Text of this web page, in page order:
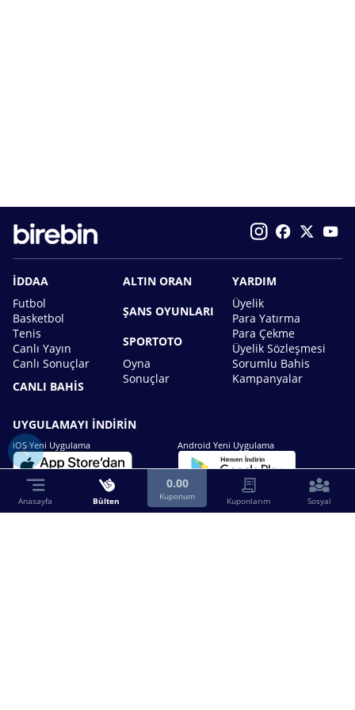
İDDAA
Futbol
Basketbol
Tenis
Canlı Yayın
Canlı Sonuçlar
CANLI BAHİS
ALTIN ORAN
ŞANS OYUNLARI
SPORTOTO
Oyna
Sonuçlar
YARDIM
Üyelik
Para Yatırma
Para Çekme
Üyelik Sözleşmesi
Sorumlu Bahis
Kampanyalar
UYGULAMAYI İNDİRİN
iOS Yeni Uygulama Android Yeni Uygulama
Anasayfa Bülten
0.00
Kuponum Kuponlarım Sosyal